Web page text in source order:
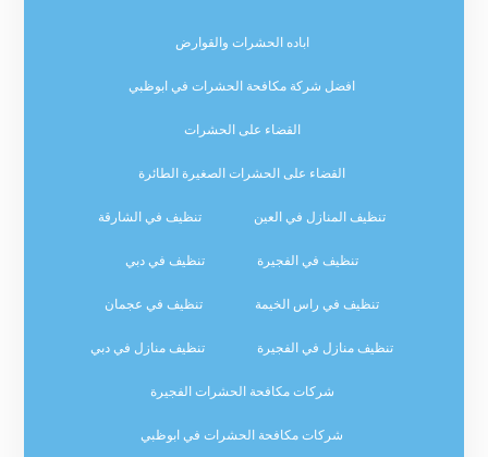
اباده الحشرات والقوارض
افضل شركة مكافحة الحشرات في ابوظبي
القضاء على الحشرات
القضاء على الحشرات الصغيرة الطائرة
تنظيف المنازل في العين تنظيف في الشارقة
تنظيف في الفجيرة تنظيف في دبي
تنظيف في راس الخيمة تنظيف في عجمان
تنظيف منازل في الفجيرة تنظيف منازل في دبي
شركات مكافحة الحشرات الفجيرة
شركات مكافحة الحشرات في ابوظبي